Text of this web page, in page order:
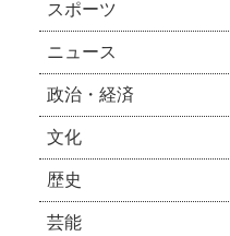
スポーツ
ニュース
政治・経済
文化
歴史
芸能